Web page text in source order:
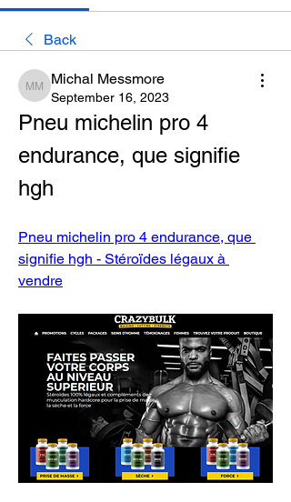
Back
Michal Messmore
Michal Messmore
September 16, 2023
Pneu michelin pro 4
endurance, que signifie
hgh
Pneu michelin pro 4 endurance, que
signifie hgh - Stéroïdes légaux à
vendre